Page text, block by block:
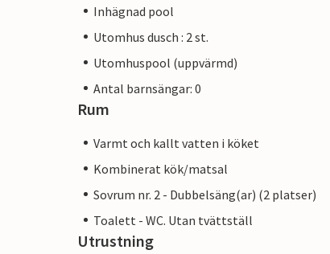
Inhägnad pool
Utomhus dusch : 2 st.
Utomhuspool (uppvärmd)
Antal barnsängar: 0
Rum
Varmt och kallt vatten i köket
Kombinerat kök/matsal
Sovrum nr. 2 - Dubbelsäng(ar) (2 platser)
Toalett - WC. Utan tvättställ
Utrustning